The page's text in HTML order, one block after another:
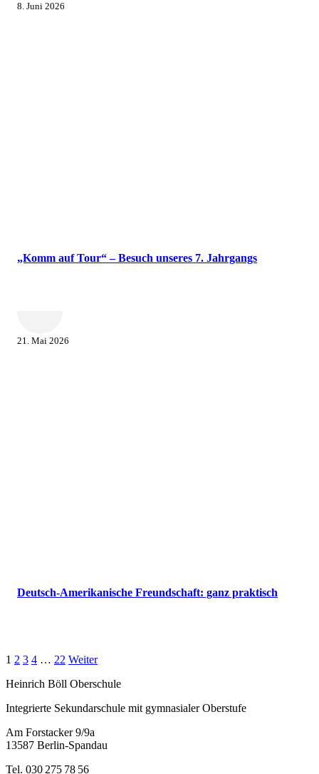
8. Juni 2026
„Komm auf Tour“ – Besuch unseres 7. Jahrgangs
21. Mai 2026
Deutsch-Amerikanische Freundschaft: ganz praktisch
1 2 3 4 … 22 Weiter
Heinrich Böll Oberschule
Integrierte Sekundarschule mit gymnasialer Oberstufe
Am Forstacker 9/9a
13587 Berlin-Spandau
Tel. 030 275 78 56